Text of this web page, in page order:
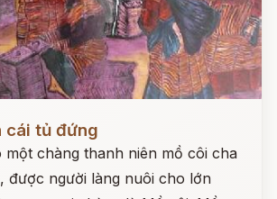
cái tủ đứng
một chàng thanh niên mồ côi cha
được người làng nuôi cho lớn